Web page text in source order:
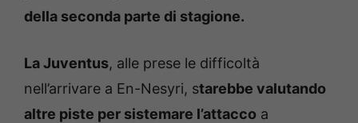
della seconda parte di stagione.
La Juventus, alle prese le difficoltà
nell’arrivare a En-Nesyri, starebbe valutando
altre piste per sistemare l’attacco a